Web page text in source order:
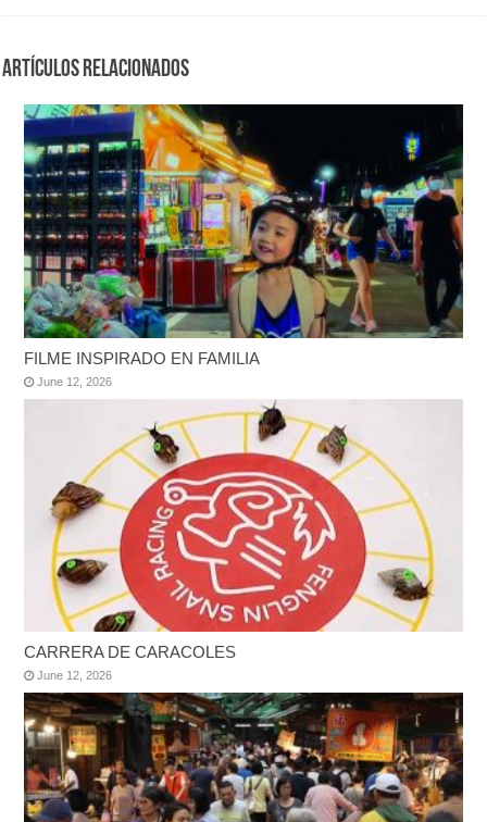
Artículos Relacionados
FILME INSPIRADO EN FAMILIA
June 12, 2026
CARRERA DE CARACOLES
June 12, 2026